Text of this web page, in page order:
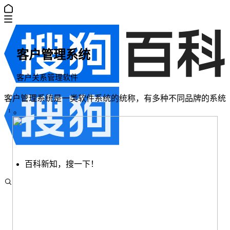
百科新知，搜一下！
客户管理系统
客户关系管理软件
客户管理系统是一类软件系统的统称，有多种不同品牌的系统
1 。